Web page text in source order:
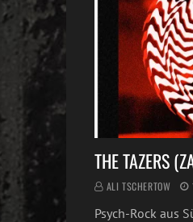
THE TAZERS
ALI TSCHERTOW
Psych-Rock aus